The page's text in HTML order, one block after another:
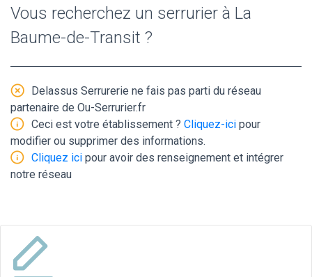
Vous recherchez un serrurier à La
Baume-de-Transit ?
Delassus Serrurerie ne fais pas parti du réseau
partenaire de Ou-Serrurier.fr
Ceci est votre établissement ? Cliquez-ici pour
modifier ou supprimer des informations.
Cliquez ici pour avoir des renseignement et intégrer
notre réseau